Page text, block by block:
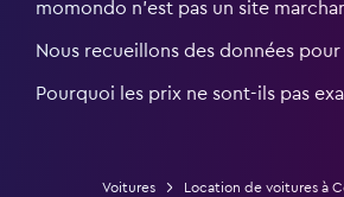
momondo n'est pas un site
Nous recueillons des données
Pourquoi les prix ne sont-ils pas
Voitures
Location de voitures à